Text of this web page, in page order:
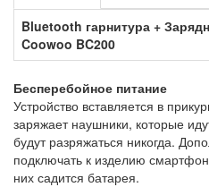
Bluetooth гарнитура +
Coowoo BC200
Бесперебойное питание
Устройство вставляется в
заряжает наушники, которые
будут разряжаться никогда.
подключать к изделию
них садится батарея.